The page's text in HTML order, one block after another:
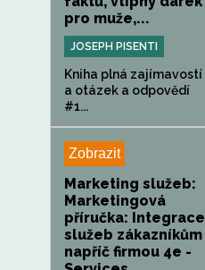
pro muže,...
JOSEPH PISENTI
Kniha plná zajímavostí
a otázek a odpovědí
#1...
Zobrazit
Marketing služeb:
Marketingová
příručka: Integrace
služeb zákazníkům
napříč firmou 4e -